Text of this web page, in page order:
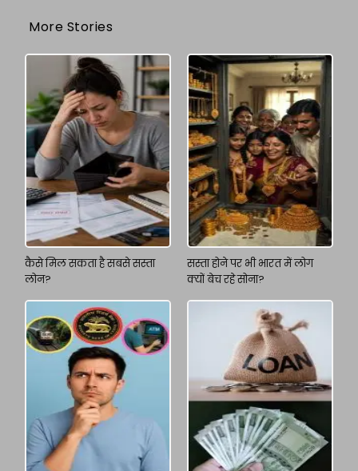
More Stories
कैसे मिल सकता है सबसे सस्ता
लोन?
सस्ता होने पर भी भारत में लोग
क्यों बेच रहे सोना?